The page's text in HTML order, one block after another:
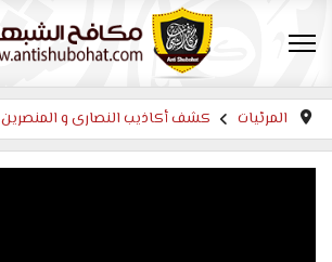
المرئيات كشف أكاذيب النصارى و المنصرين